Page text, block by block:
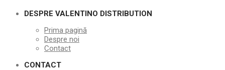
DESPRE VALENTINO DISTRIBUTION
Prima pagină
Despre noi
Contact
CONTACT